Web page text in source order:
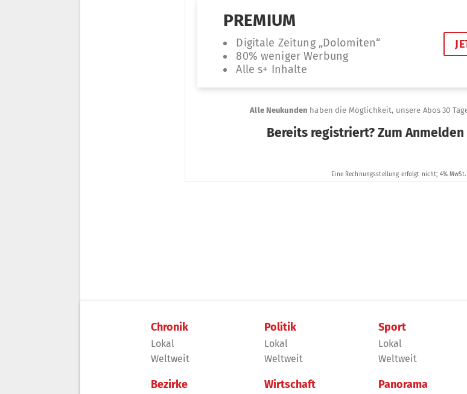
Chronik
Lokal
Weltweit
Bezirke
Politik
Lokal
Weltweit
Wirtschaft
Sport
Lokal
Weltweit
Panorama